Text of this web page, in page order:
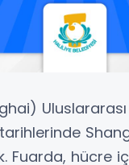
Uluslararası
tarihlerinde
Fuarda, hücre